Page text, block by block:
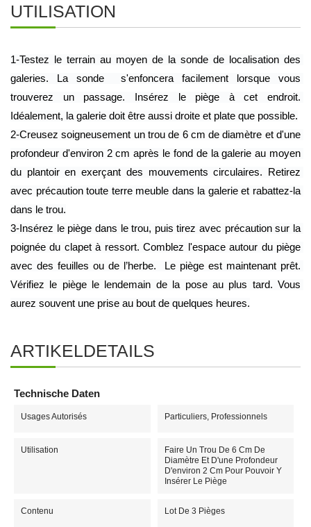
UTILISATION
1-Testez le terrain au moyen de la sonde de localisation des
galeries. La sonde  s'enfoncera facilement lorsque vous
trouverez un passage. Insérez le piège à cet endroit.
Idéalement, la galerie doit être aussi droite et plate que possible.
2-Creusez soigneusement un trou de 6 cm de diamètre et d'une
profondeur d'environ 2 cm après le fond de la galerie au moyen
du plantoir en exerçant des mouvements circulaires. Retirez
avec précaution toute terre meuble dans la galerie et rabattez-la
dans le trou.
3-Insérez le piège dans le trou, puis tirez avec précaution sur la
poignée du clapet à ressort. Comblez l'espace autour du piège
avec des feuilles ou de l’herbe.  Le piège est maintenant prêt.
Vérifiez le piège le lendemain de la pose au plus tard. Vous
aurez souvent une prise au bout de quelques heures.
ARTIKELDETAILS
Technische Daten
Usages Autorisés Particuliers, Professionnels
Utilisation
Faire Un Trou De 6 Cm De
Diamètre Et D'une Profondeur
D'environ 2 Cm Pour Pouvoir Y
Insérer Le Piège
Contenu Lot De 3 Pièges